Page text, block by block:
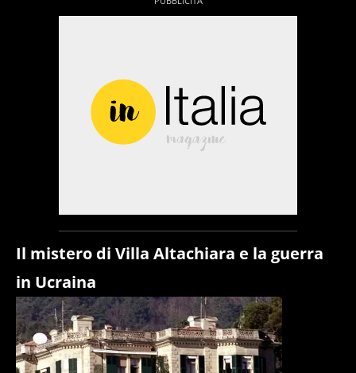
Il mistero di Villa Altachiara e la guerra
in Ucraina